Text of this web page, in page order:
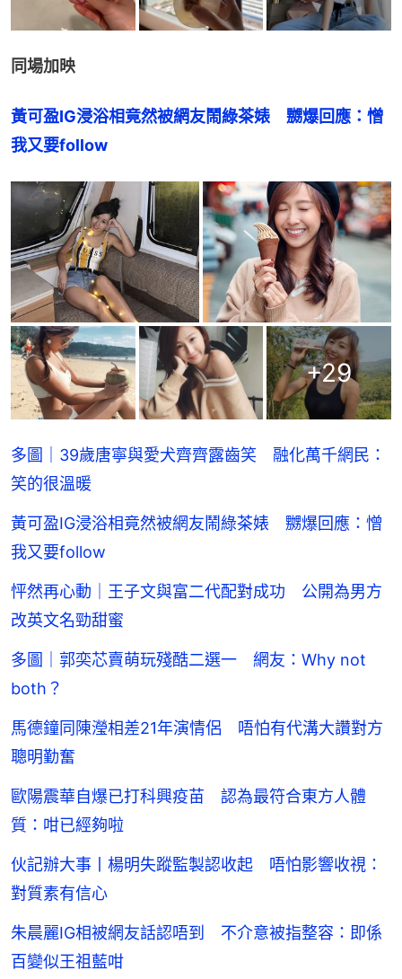
同場加映
黃可盈IG浸浴相竟然被網友鬧綠茶婊　嬲爆回應：憎
我又要follow
+29
多圖｜39歲唐寧與愛犬齊齊露齒笑 融化萬千網民：
笑的很溫暖
黃可盈IG浸浴相竟然被網友鬧綠茶婊 嬲爆回應：憎
我又要follow
怦然再心動｜王子文與富二代配對成功 公開為男方
改英文名勁甜蜜
多圖｜郭奕芯賣萌玩殘酷二選一 網友：Why not
both？
馬德鐘同陳瀅相差21年演情侶 唔怕有代溝大讚對方
聰明勤奮
歐陽震華自爆已打科興疫苗 認為最符合東方人體
質：咁已經夠啦
伙記辦大事丨楊明失蹤監製認收起 唔怕影響收視：
對質素有信心
朱晨麗IG相被網友話認唔到 不介意被指整容：即係
百變似王祖藍咁